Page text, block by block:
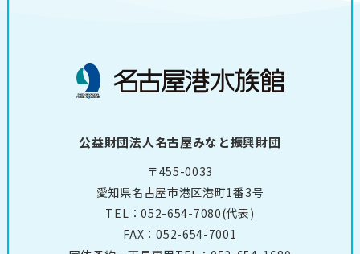
公益財団法人名古屋みなと振興財団
〒455-0033
愛知県名古屋市港区港町1番3号
TEL：052-654-7080(代表)
FAX：052-654-7001